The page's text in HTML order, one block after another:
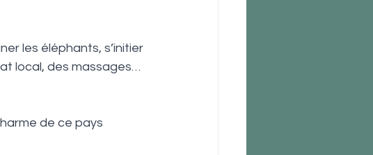
les éléphants, s’initier
local, des massages…
de ce pays